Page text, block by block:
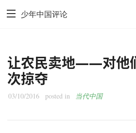
少年中国评论
让农民卖地——对他
次掠夺
03/10/2016 posted in 当代中国